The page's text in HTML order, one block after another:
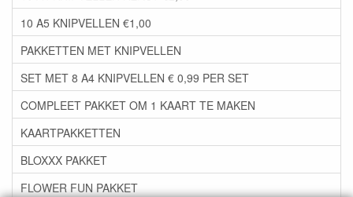
10 A5 KNIPVELLEN €1,00
PAKKETTEN MET KNIPVELLEN
SET MET 8 A4 KNIPVELLEN € 0,99 PER SET
COMPLEET PAKKET OM 1 KAART TE MAKEN
KAARTPAKKETTEN
BLOXXX PAKKET
FLOWER FUN PAKKET